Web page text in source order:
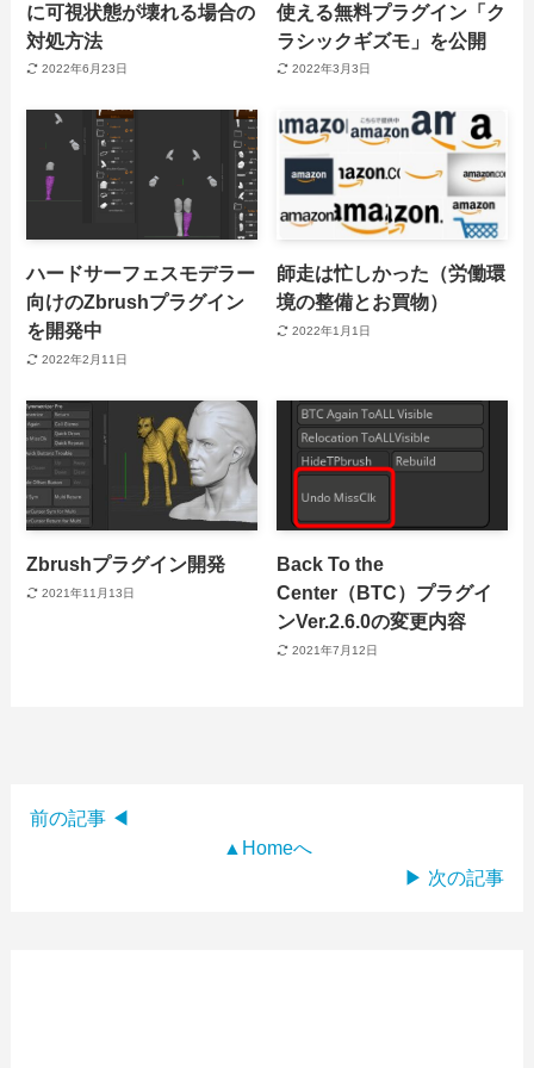
に可視状態が壊れる場合の
対処方法
2022年6月23日
使える無料プラグイン「ク
ラシックギズモ」を公開
2022年3月3日
ハードサーフェスモデラー
向けのZbrushプラグイン
を開発中
2022年2月11日
師走は忙しかった（労働環
境の整備とお買物）
2022年1月1日
Zbrushプラグイン開発
2021年11月13日
Back To the
Center（BTC）プラグイ
ンVer.2.6.0の変更内容
2021年7月12日
前の記事 ◀
▲Homeへ
▶ 次の記事